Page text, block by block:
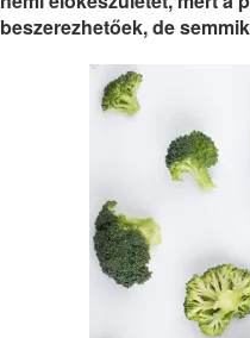
beszerezhetőek, de